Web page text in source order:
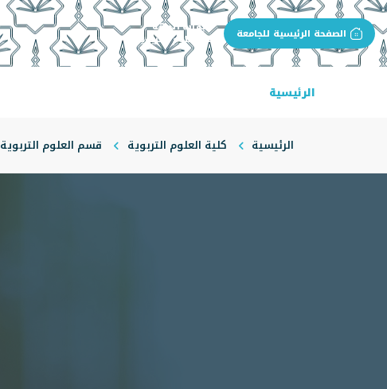
الصفحة الرئيسية للجامعة بوابة الجهة
كلية العلوم التربوية
الرئيسية
الرئيسية كلية العلوم التربوية قسم العلوم التربوية